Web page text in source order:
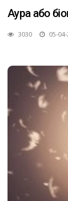
Аура або
3030 05-